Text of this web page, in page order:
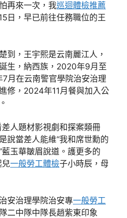
再來一次，我巡迴體檢推薦
日，早已前往任務職位的王
到，王宇熙是云南麗江人，
生，納西族，2020年9月至
7月在云南警官學院治安治理
修，2024年11月餐與加入公
。
人題材影視劇和探案類冊
說當差人能維“我和席世勳的
玉華皺眉說道。護更多的
兒一般勞工體檢子小時辰，母
安治理學院治安專一般勞工
二中隊中隊長趙紫東印象